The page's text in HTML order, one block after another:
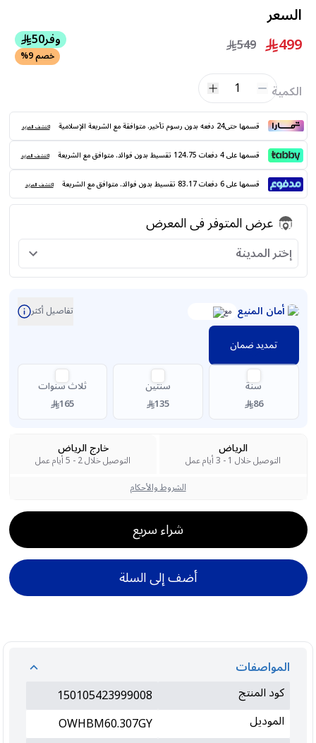
السعر
499
549 وفر50
خصم 9%
الكمية 1
قسمها حتى24 دفعه بدون رسوم تأخير. متوافقة مع الشريعة الإسلامية اكتشف المزيد
قسمها على 4 دفعات 124.75 تقسيط بدون فوائد. متوافق مع الشريعة اكتشف المزيد
قسمها على 6 دفعات 83.17 تقسيط بدون فوائد. متوافق مع الشريعة اكتشف المزيد
عرض المتوفر فى المعرض
إختر المدينة
أمان المنيع مع تفاصيل أكثر
تمديد ضمان
سنة
86
سنتين
135
ثلاث سنوات
165
الرياض
التوصيل خلال 1 - 3 أيام عمل
خارج الرياض
التوصيل خلال 2 - 5 أيام عمل
الشروط والأحكام
شراء سريع
أضف إلى السلة
المواصفات
كود المنتج
150105423999008
الموديل
OWHBM60.307GY